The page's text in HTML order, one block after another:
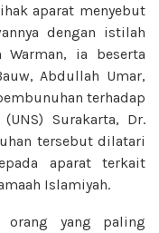
aparat menyebut
dengan istilah
Warman, ia beserta
Abdullah Umar,
terhadap
Surakarta, Dr.
tersebut dilatari
aparat terkait
Islamiyah.
orang yang paling